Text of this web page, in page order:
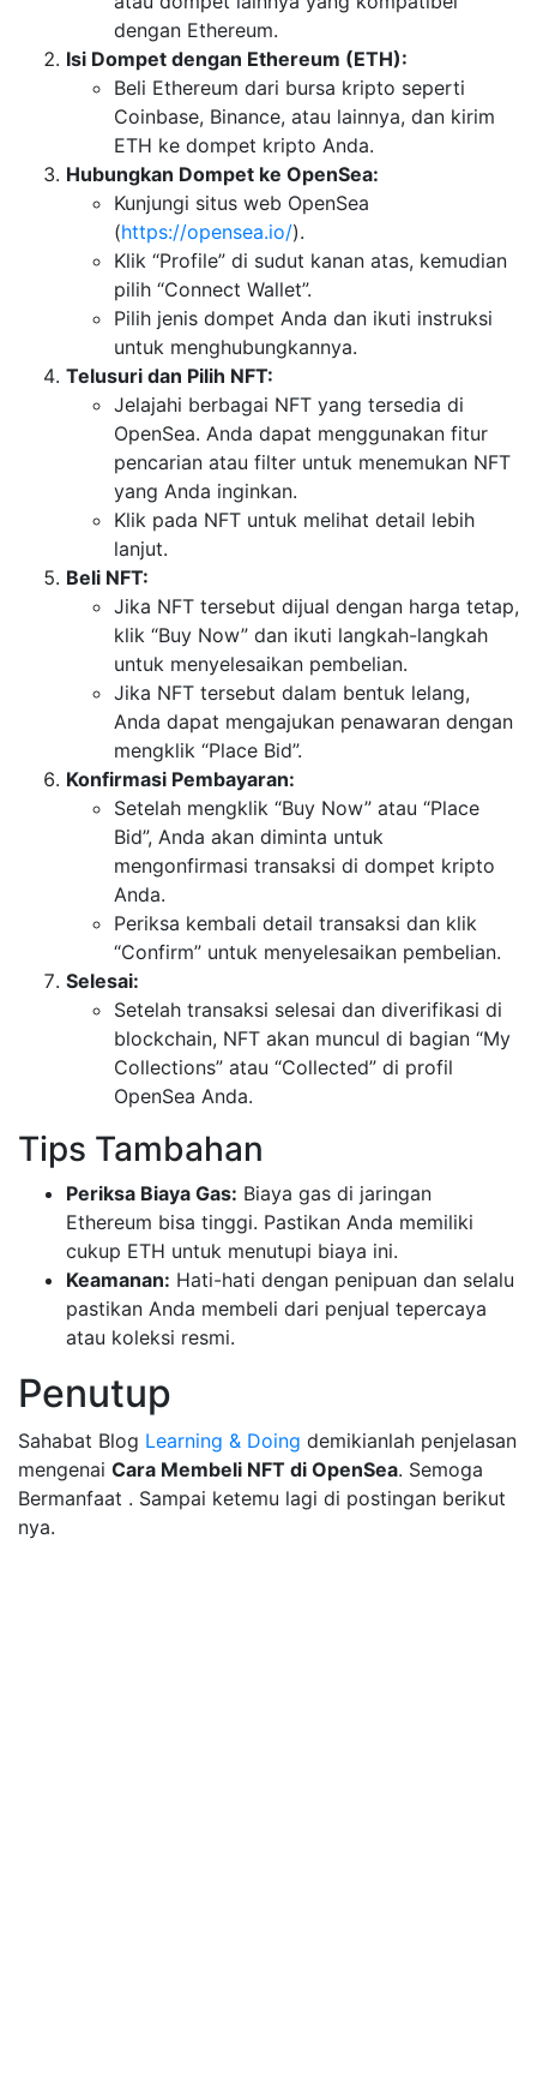
dengan Ethereum.
Isi Dompet dengan Ethereum (ETH):
Beli Ethereum dari bursa kripto seperti
Coinbase, Binance, atau lainnya, dan kirim
ETH ke dompet kripto Anda.
Hubungkan Dompet ke OpenSea:
Kunjungi situs web OpenSea
(https://opensea.io/).
Klik “Profile” di sudut kanan atas, kemudian
pilih “Connect Wallet”.
Pilih jenis dompet Anda dan ikuti instruksi
untuk menghubungkannya.
Telusuri dan Pilih NFT:
Jelajahi berbagai NFT yang tersedia di
OpenSea. Anda dapat menggunakan fitur
pencarian atau filter untuk menemukan NFT
yang Anda inginkan.
Klik pada NFT untuk melihat detail lebih
lanjut.
Beli NFT:
Jika NFT tersebut dijual dengan harga tetap,
klik “Buy Now” dan ikuti langkah-langkah
untuk menyelesaikan pembelian.
Jika NFT tersebut dalam bentuk lelang,
Anda dapat mengajukan penawaran dengan
mengklik “Place Bid”.
Konfirmasi Pembayaran:
Setelah mengklik “Buy Now” atau “Place
Bid”, Anda akan diminta untuk
mengonfirmasi transaksi di dompet kripto
Anda.
Periksa kembali detail transaksi dan klik
“Confirm” untuk menyelesaikan pembelian.
Selesai:
Setelah transaksi selesai dan diverifikasi di
blockchain, NFT akan muncul di bagian “My
Collections” atau “Collected” di profil
OpenSea Anda.
Tips Tambahan
Periksa Biaya Gas: Biaya gas di jaringan
Ethereum bisa tinggi. Pastikan Anda memiliki
cukup ETH untuk menutupi biaya ini.
Keamanan: Hati-hati dengan penipuan dan selalu
pastikan Anda membeli dari penjual tepercaya
atau koleksi resmi.
Penutup
Sahabat Blog Learning & Doing demikianlah penjelasan
mengenai Cara Membeli NFT di OpenSea. Semoga
Bermanfaat . Sampai ketemu lagi di postingan berikut
nya.